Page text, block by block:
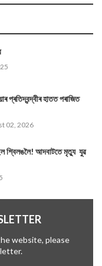
প্ৰতিদ্বন্দ্বীৰ হাতত পৰাজিত
02, 2026
শ্বিলঙলৈ! আদবাটতে মৃত্যু যুৱ
website, please